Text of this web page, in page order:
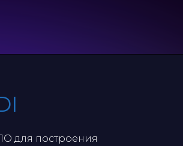
для построения